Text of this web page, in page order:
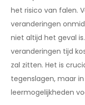
het risico van falen.
veranderingen
niet altijd het geval
veranderingen tijd
zal zitten. Het is
tegenslagen, maar
leermogelijkheden